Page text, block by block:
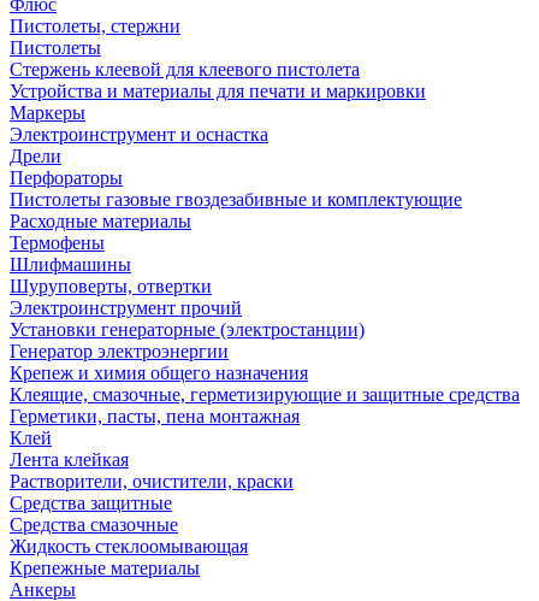
Флюс
Пистолеты, стержни
Пистолеты
Стержень клеевой для клеевого пистолета
Устройства и материалы для печати и маркировки
Маркеры
Электроинструмент и оснастка
Дрели
Перфораторы
Пистолеты газовые гвоздезабивные и комплектующие
Расходные материалы
Термофены
Шлифмашины
Шуруповерты, отвертки
Электроинструмент прочий
Установки генераторные (электростанции)
Генератор электроэнергии
Крепеж и химия общего назначения
Клеящие, смазочные, герметизирующие и защитные средства
Герметики, пасты, пена монтажная
Клей
Лента клейкая
Растворители, очистители, краски
Средства защитные
Средства смазочные
Жидкость стеклоомывающая
Крепежные материалы
Анкеры